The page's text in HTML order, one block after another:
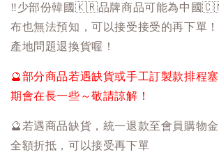
‼️少部份韓國 🇰🇷品牌商品可能為中國
布也無法預知，可以接受接受的再下單
產地問題退換貨喔！
🔮部分商品若遇缺貨或手工訂製款排程
期會在長一些～敬請諒解！
🔮 若遇商品缺貨，統一退款至會員購物
全額折抵，可以接受再下單